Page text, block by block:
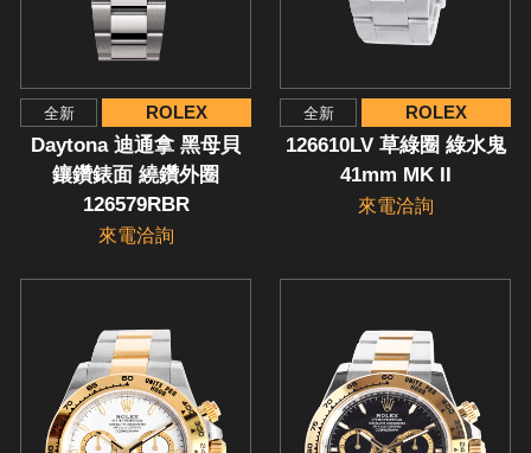
全新 ROLEX
Daytona 迪通拿 黑母貝
鑲鑽錶面 繞鑽外圈
126579RBR
來電洽詢
全新 ROLEX
126610LV 草綠圈 綠水鬼
41mm MK II
來電洽詢